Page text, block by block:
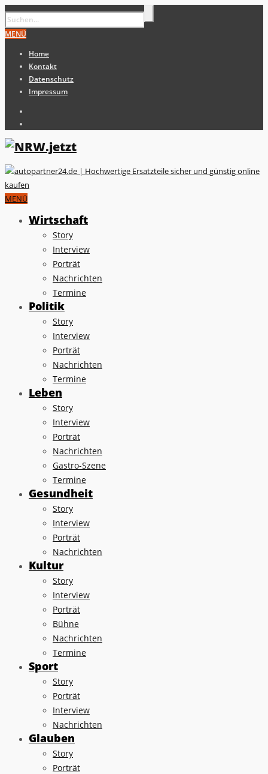
MENÜ
Home
Kontakt
Datenschutz
Impressum
MENÜ
Wirtschaft
Story
Interview
Porträt
Nachrichten
Termine
Politik
Story
Interview
Porträt
Nachrichten
Termine
Leben
Story
Interview
Porträt
Nachrichten
Gastro-Szene
Termine
Gesundheit
Story
Interview
Porträt
Nachrichten
Kultur
Story
Interview
Porträt
Bühne
Nachrichten
Termine
Sport
Story
Porträt
Interview
Nachrichten
Glauben
Story
Porträt